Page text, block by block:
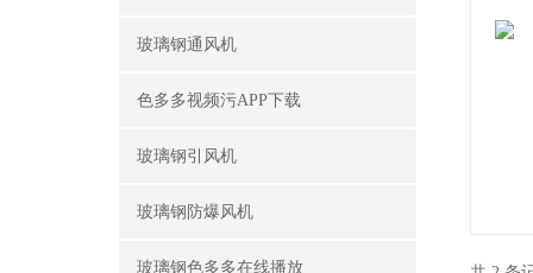
玻璃钢通风机
色多多视频污APP下载
玻璃钢引风机
玻璃钢防爆风机
玻璃钢色多多在线播放